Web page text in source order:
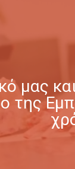
μας
της